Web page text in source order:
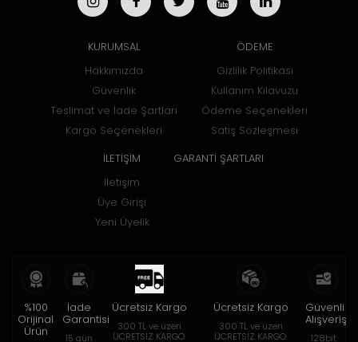
KURUMSAL
Hakkımızda
Güvenlik
Teslimat ve İade Şartları
Kargo Seçenekleri
ÖDEME
Gizlilik Politikası
Kullanım Kılavuzu
Ödeme Seçenekleri
Satış Sözleşmesi
İLETİŞİM
İletişim
Üye Girişi
Yeni Üyelik
GARANTİ ŞARTLARI
%100
Orijinal
Ürün
İade
Garantisi
15 gün
Ücretsiz Kargo
300 TL ve üzeri
ÜCRETSİZ KARGO.
Ücretsiz Kargo
300 TL ve üzeri
ÜCRETSİZ KARGO.
Güvenli
Alışveriş
128bit